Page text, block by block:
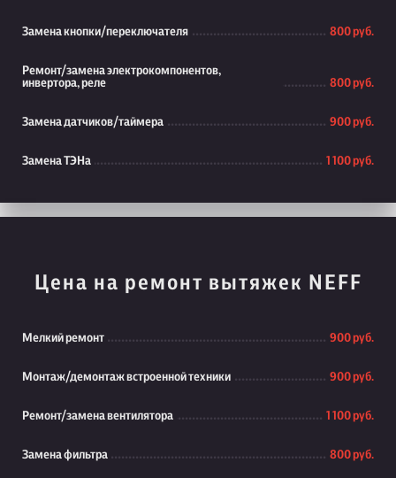
Замена кнопки/переключателя 800 руб.
Ремонт/замена электрокомпонентов,
инвертора, реле
800 руб.
Замена датчиков/таймера 900 руб.
Замена ТЭНа 1 100 руб.
Цена на ремонт вытяжек NEFF
Мелкий ремонт 900 руб.
Монтаж/демонтаж встроенной техники 900 руб.
Ремонт/замена вентилятора 1 100 руб.
Замена фильтра 800 руб.